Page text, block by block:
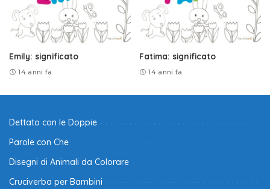
Emily: significato
14 anni fa
Fatima: significato
14 anni fa
Dettato con le Doppie
Parole con Che
Disegni di Animali da Colorare
Cruciverba per Bambini